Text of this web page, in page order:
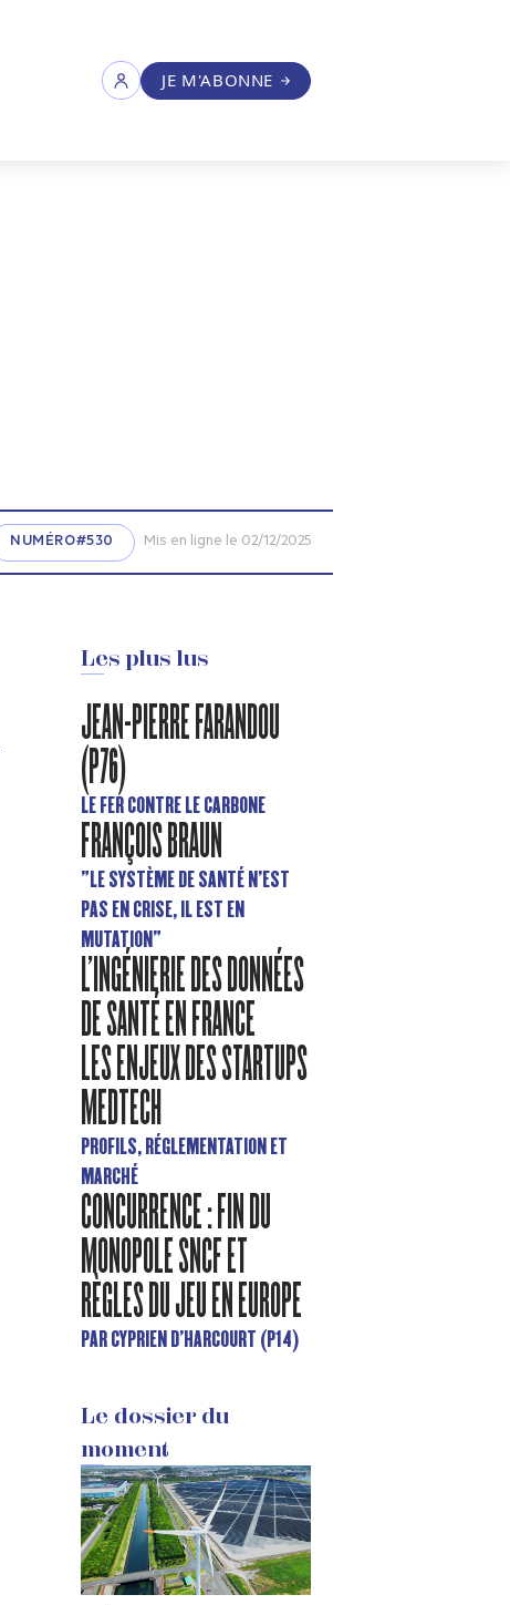
JE M'ABONNE
NUMÉRO#530 Mis en ligne le 02/12/2025
Les plus lus
JEAN-PIERRE FARANDOU
(P76)
LE FER CONTRE LE CARBONE
FRANÇOIS BRAUN
"LE SYSTÈME DE SANTÉ N’EST
PAS EN CRISE, IL EST EN
MUTATION"
L'INGÉNIERIE DES DONNÉES
DE SANTÉ EN FRANCE
LES ENJEUX DES STARTUPS
MEDTECH
PROFILS, RÉGLEMENTATION ET
MARCHÉ
CONCURRENCE : FIN DU
MONOPOLE SNCF ET
RÈGLES DU JEU EN EUROPE
PAR CYPRIEN D'HARCOURT (P14)
Le dossier du
moment